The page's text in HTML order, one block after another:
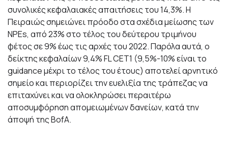
συνολικές κεφαλαιακές απαιτήσεις του 14,3%. Η
Πειραιώς σημειώνει πρόοδο στα σχέδια μείωσης των
NPEs, από 23% στο τέλος του δεύτερου τριμήνου
φέτος σε 9% έως τις αρχές του 2022. Παρόλα αυτά, ο
δείκτης κεφαλαίων 9,4% FL CET1 (9,5%-10% είναι το
guidance μέχρι το τέλος του έτους) αποτελεί αρνητικό
σημείο και περιορίζει την ευελιξία της τράπεζας να
επιταχύνει και να ολοκληρώσει περαιτέρω
αποσυμφόρηση απομειωμένων δανείων, κατά την
άποψή της BofA.